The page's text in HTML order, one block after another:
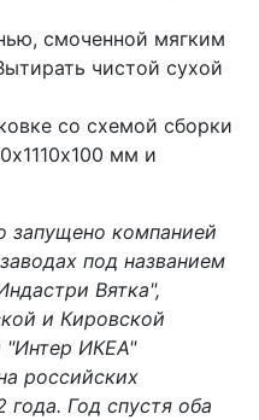
смоченной мягким
чистой сухой
со схемой сборки
мм и
запущено компанией
под названием
Вятка",
и Кировской
"Интер ИКЕА"
российских
Год спустя оба